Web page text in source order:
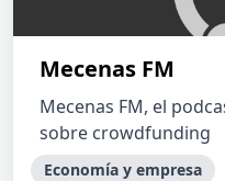
Mecenas FM
Mecenas FM, el
sobre crowdfunding
Economía y empresa